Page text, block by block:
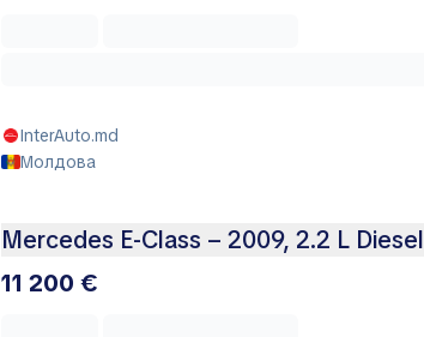
InterAuto.md
Молдова
Mercedes E-Class – 2009, 2.2 L Diesel
11 200 €